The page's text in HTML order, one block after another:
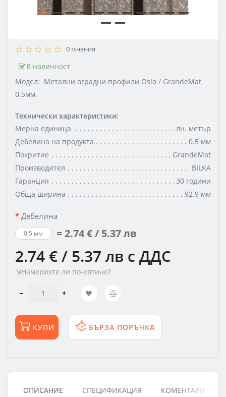
0 мнения
В наличност
Модел: Метални оградни профили Oslo / GrandeMat
0.5мм
Технически характеристики:
Мерна единица
лн. метър
Дебелина на продукта
0.5 мм
Покритие
GrandeMat
Производител
BILKA
Гаранция
30 години
Обща ширина
92.9 мм
Дебелина
0.5 мм = 2.74 € / 5.37 лв
2.74 € / 5.37 лв с ДДС
⇲Намерихте ли по-евтино?
КУПИ БЪРЗА ПОРЪЧКА
ОПИСАНИЕ СПЕЦИФИКАЦИЯ КОМЕНТАРИ (0)